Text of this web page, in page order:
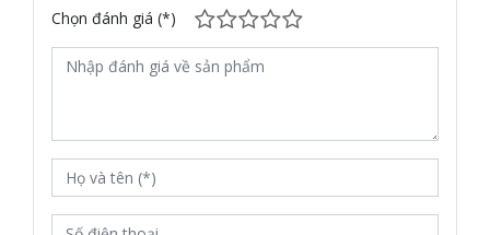
Chọn đánh giá (*)